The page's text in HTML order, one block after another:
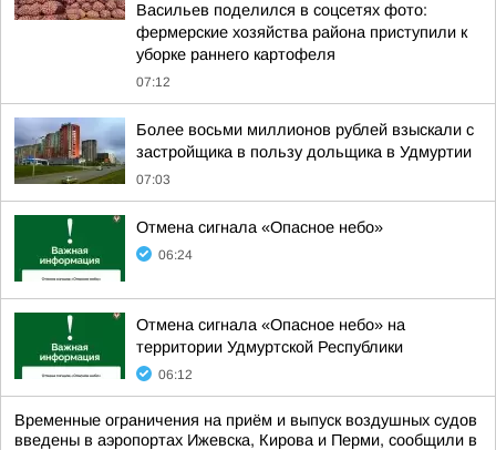
Васильев поделился в соцсетях фото:
фермерские хозяйства района приступили к
уборке раннего картофеля
07:12
Более восьми миллионов рублей взыскали с
застройщика в пользу дольщика в Удмуртии
07:03
Отмена сигнала «Опасное небо»
06:24
Отмена сигнала «Опасное небо» на
территории Удмуртской Республики
06:12
Временные ограничения на приём и выпуск воздушных судов
введены в аэропортах Ижевска, Кирова и Перми, сообщили в